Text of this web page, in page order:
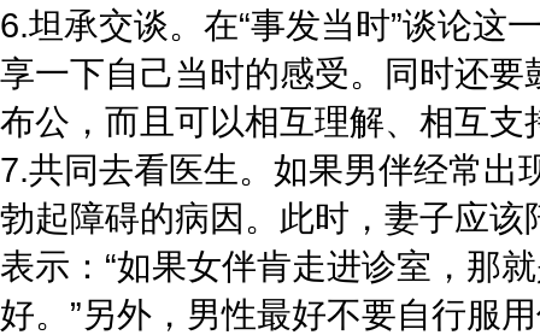
6.坦承交谈。在“事发当时”谈论这
享一下自己当时的感受。同时还
布公，而且可以相互理解、相互
7.共同去看医生。如果男伴经常出
勃起障碍的病因。此时，妻子应
表示：“如果女伴肯走进诊室，那
好。”另外，男性最好不要自行服